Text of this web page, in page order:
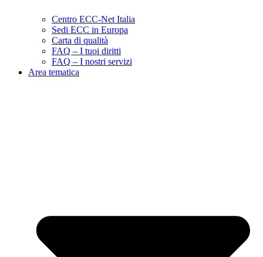
Centro ECC-Net Italia
Sedi ECC in Europa
Carta di qualità
FAQ – I tuoi diritti
FAQ – I nostri servizi
Area tematica